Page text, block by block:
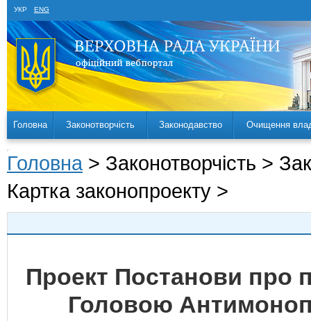
УКР ENG
Головна Законотворчість Законодавство Очищення
Головна > Законотворчість >
Картка законопроекту >
Проект Постанови про
Головою